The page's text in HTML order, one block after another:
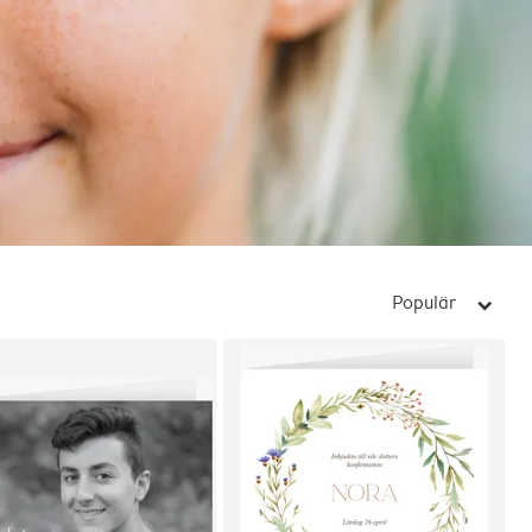
Populär arrow_right